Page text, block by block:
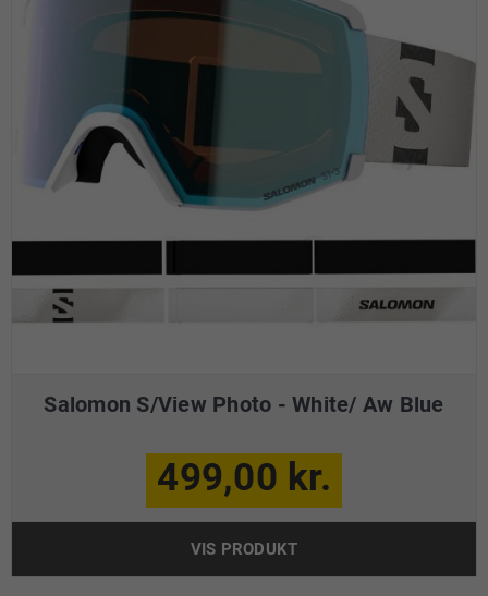
Salomon S/View Photo - White/ Aw Blue
499,00 kr.
VIS PRODUKT